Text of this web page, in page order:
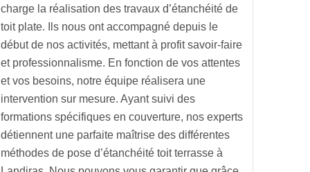
charge la réalisation des travaux d’étanchéité de
toit plate. Ils nous ont accompagné depuis le
début de nos activités, mettant à profit savoir-faire
et professionnalisme. En fonction de vos attentes
et vos besoins, notre équipe réalisera une
intervention sur mesure. Ayant suivi des
formations spécifiques en couverture, nos experts
détiennent une parfaite maîtrise des différentes
méthodes de pose d’étanchéité toit terrasse à